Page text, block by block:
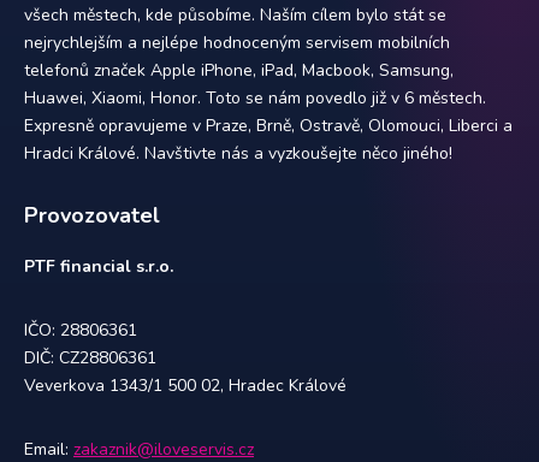
všech městech, kde působíme. Naším cílem bylo stát se
nejrychlejším a nejlépe hodnoceným servisem mobilních
telefonů značek Apple iPhone, iPad, Macbook, Samsung,
Huawei, Xiaomi, Honor. Toto se nám povedlo již v 6 městech.
Expresně opravujeme v Praze, Brně, Ostravě, Olomouci, Liberci a
Hradci Králové. Navštivte nás a vyzkoušejte něco jiného!
Provozovatel
PTF financial s.r.o.
IČO: 28806361
DIČ: CZ28806361
Veverkova 1343/1 500 02, Hradec Králové
Email: zakaznik@iloveservis.cz